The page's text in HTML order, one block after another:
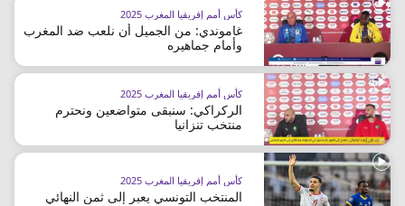
الإخبارية
اتصل بنا
beIN CONNECT
beIN MEDIA GROUP
ترددات beIN SPORTS
الأسئلة الأكثر شيوعاً
دليل التلفاز
احصل على beIN
معلومات عن هذا الموقع
كأس أمم إفريقيا المغرب 2025
غاموندي: من الجميل أن نلعب ضد المغرب
وأمام جماهيره
كأس أمم إفريقيا المغرب 2025
الركراكي: سنبقى متواضعين ونحترم
منتخب تنزانيا
كأس أمم إفريقيا المغرب 2025
المنتخب التونسي يعبر إلى ثمن النهائي